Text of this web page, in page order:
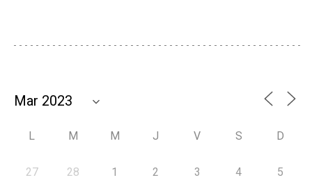
L M M J V S D
27 28 1 2 3 4 5